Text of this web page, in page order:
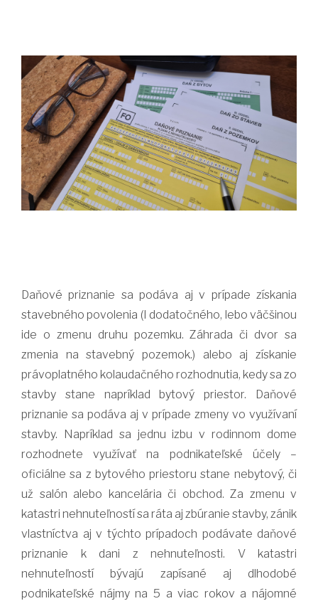
Daňové priznanie sa podáva aj v prípade získania
stavebného povolenia (I dodatočného, lebo väčšinou
ide o zmenu druhu pozemku. Záhrada či dvor sa
zmenia na stavebný pozemok.) alebo aj získanie
právoplatného kolaudačného rozhodnutia, kedy sa zo
stavby stane napríklad bytový priestor. Daňové
priznanie sa podáva aj v prípade zmeny vo využívaní
stavby. Napríklad sa jednu izbu v rodinnom dome
rozhodnete využívať na podnikateľské účely –
oficiálne sa z bytového priestoru stane nebytový, či
už salón alebo kancelária či obchod. Za zmenu v
katastri nehnuteľností sa ráta aj zbúranie stavby, zánik
vlastníctva aj v týchto prípadoch podávate daňové
priznanie k dani z nehnuteľnosti. V katastri
nehnuteľností bývajú zapísané aj dlhodobé
podnikateľské nájmy na 5 a viac rokov a nájomné